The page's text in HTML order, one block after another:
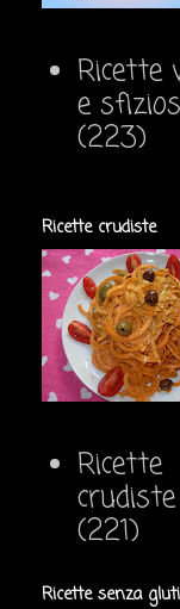
Ricette
e
(223)
Ricette crudiste
Ricette
crudiste
(221)
Ricette senza